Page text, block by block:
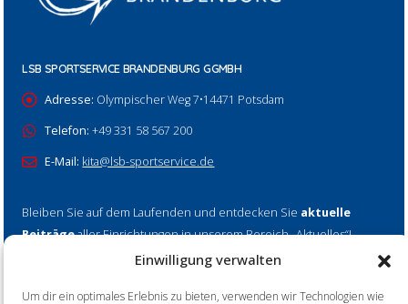
Einwilligung verwalten
Um dir ein optimales Erlebnis zu bieten, verwenden wir Technologien wie
LSB SPORTSERVICE BRANDENBURG GGMBH
Adresse: Olympischer Weg 7•14471 Potsdam
Telefon: +49 331 58 567 200
E-Mail: kita@lsb-sportservice.de
Bleiben Sie auf dem Laufenden und entdecken Sie aktuelle
Beiträgealler Einrichtungen in unserem Bereich „Aktuelles“!
Mehr erfahren